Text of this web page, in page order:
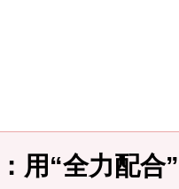
用“全力配合